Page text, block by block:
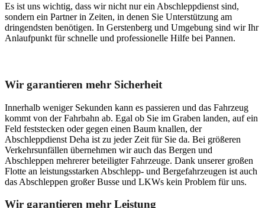
Es ist uns wichtig, dass wir nicht nur ein Abschleppdienst sind,
sondern ein Partner in Zeiten, in denen Sie Unterstützung am
dringendsten benötigen. In Gerstenberg und Umgebung sind wir Ihr
Anlaufpunkt für schnelle und professionelle Hilfe bei Pannen.
Wir garantieren mehr Sicherheit
Innerhalb weniger Sekunden kann es passieren und das Fahrzeug
kommt von der Fahrbahn ab. Egal ob Sie im Graben landen, auf ein
Feld feststecken oder gegen einen Baum knallen, der
Abschleppdienst Deha ist zu jeder Zeit für Sie da. Bei größeren
Verkehrsunfällen übernehmen wir auch das Bergen und
Abschleppen mehrerer beteiligter Fahrzeuge. Dank unserer großen
Flotte an leistungsstarken Abschlepp- und Bergefahrzeugen ist auch
das Abschleppen großer Busse und LKWs kein Problem für uns.
Wir garantieren mehr Leistung